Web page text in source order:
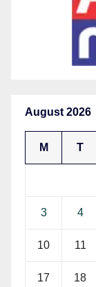
August 2026
M T
3 4
10 11
17 18